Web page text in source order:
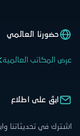
حضورنا العالمي
عرض المكاتب العالمية
ابقَ على اطلاع
اشترك في تحديثاتنا